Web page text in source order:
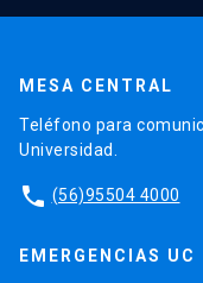
MESA CENTRAL
Teléfono para
Universidad.
phone (56)95504 4000
EMERGENCIAS UC